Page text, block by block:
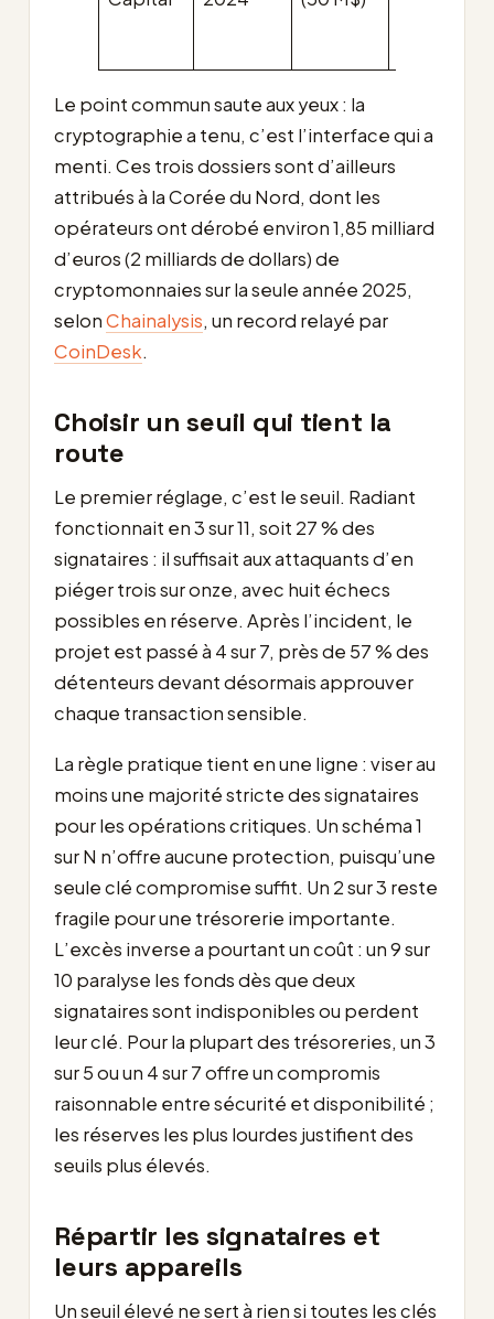
Le point commun saute aux yeux : la
cryptographie a tenu, c’est l’interface qui a
menti. Ces trois dossiers sont d’ailleurs
attribués à la Corée du Nord, dont les
opérateurs ont dérobé environ 1,85 milliard
d’euros (2 milliards de dollars) de
cryptomonnaies sur la seule année 2025,
selonChainalysis, un record relayé par
CoinDesk.
Choisir un seuil qui tient la
route
Le premier réglage, c’est le seuil. Radiant
fonctionnait en 3 sur 11, soit 27 % des
signataires : il suffisait aux attaquants d’en
piéger trois sur onze, avec huit échecs
possibles en réserve. Après l’incident, le
projet est passé à 4 sur 7, près de 57 % des
détenteurs devant désormais approuver
chaque transaction sensible.
La règle pratique tient en une ligne : viser au
moins une majorité stricte des signataires
pour les opérations critiques. Un schéma 1
sur N n’offre aucune protection, puisqu’une
seule clé compromise suffit. Un 2 sur 3 reste
fragile pour une trésorerie importante.
L’excès inverse a pourtant un coût : un 9 sur
10 paralyse les fonds dès que deux
signataires sont indisponibles ou perdent
leur clé. Pour la plupart des trésoreries, un 3
sur 5 ou un 4 sur 7 offre un compromis
raisonnable entre sécurité et disponibilité ;
les réserves les plus lourdes justifient des
seuils plus élevés.
Répartir les signataires et
leurs appareils
Un seuil élevé ne sert à rien si toutes les clés